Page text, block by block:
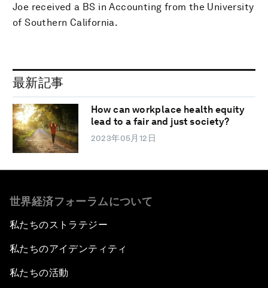
Joe received a BS in Accounting from the University
of Southern California.
最新記事
How can workplace health equity
lead to a fair and just society?
2023年05月12日
世界経済フォーラムについて
私たちのストラテジー
私たちのアイデンティティ
私たちの活動